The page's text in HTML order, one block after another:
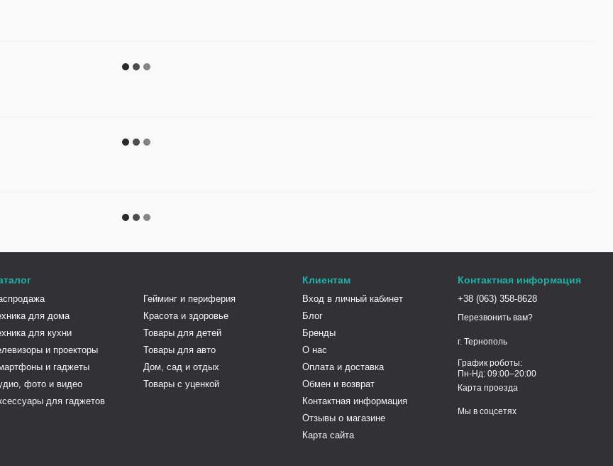
для дома
для кухни
и проекторы
и гаджеты
фото и видео
для гаджетов
Гейминг и периферия
Красота и здоровье
Товары для детей
Товары для авто
Дом, сад и отдых
Товары с уценкой
Клиентам
Вход в личный кабинет
Блог
Бренды
О нас
Оплата и доставка
Обмен и возврат
Контактная информация
Отзывы о магазине
Карта сайта
Контактная информация
+38 (063) 358-8628
Перезвонить вам?
г. Тернополь
График роботы:
Пн-Нд: 09:00–20:00
Карта проезда
Мы в соцсетях